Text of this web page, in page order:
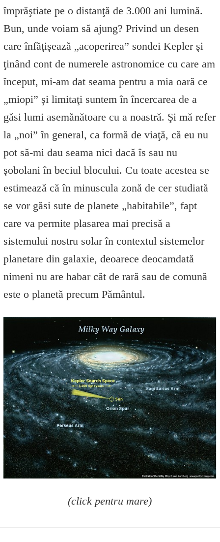
împrăştiate pe o distanţă de 3.000 ani lumină.
Bun, unde voiam să ajung? Privind un desen
care înfăţişează „acoperirea” sondei Kepler şi
ţinând cont de numerele astronomice cu care am
început, mi-am dat seama pentru a mia oară ce
„miopi” şi limitaţi suntem în încercarea de a
găsi lumi asemănătoare cu a noastră. Şi mă refer
la „noi” în general, ca formă de viaţă, că eu nu
pot să-mi dau seama nici dacă îs sau nu
şobolani în beciul blocului. Cu toate acestea se
estimează că în minuscula zonă de cer studiată
se vor găsi sute de planete „habitabile”, fapt
care va permite plasarea mai precisă a
sistemului nostru solar în contextul sistemelor
planetare din galaxie, deoarece deocamdată
nimeni nu are habar cât de rară sau de comună
este o planetă precum Pământul.
(click pentru mare)